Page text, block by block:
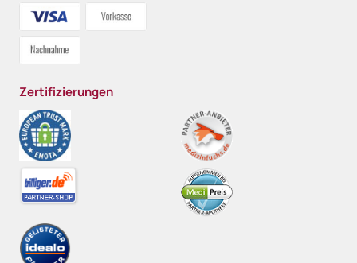
Zertifizierungen